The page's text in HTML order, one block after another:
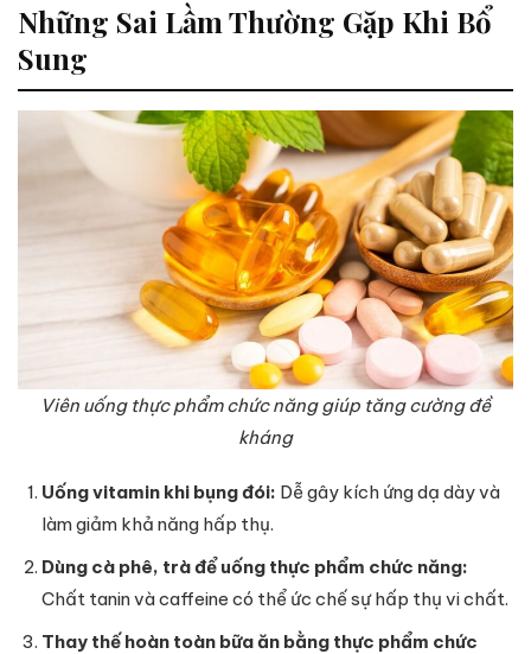
Những Sai Lầm Thường Gặp Khi Bổ
Sung
Viên uống thực phẩm chức năng giúp tăng cường đề
kháng
Uống vitamin khi bụng đói: Dễ gây kích ứng dạ dày và
làm giảm khả năng hấp thụ.
Dùng cà phê, trà để uống thực phẩm chức năng:
Chất tanin và caffeine có thể ức chế sự hấp thụ vi chất.
Thay thế hoàn toàn bữa ăn bằng thực phẩm chức